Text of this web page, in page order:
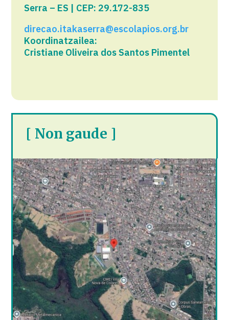
Serra – ES | CEP: 29.172-835
direcao.itakaserra@escolapios.org.br
Koordinatzailea:
Cristiane Oliveira dos Santos Pimentel
[ Non gaude ]